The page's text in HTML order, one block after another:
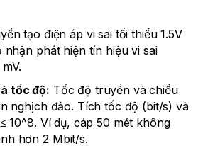
tạo điện áp vi sai tối thiểu 1.5V
phát hiện tín hiệu vi sai
tốc độ: Tốc độ truyền và chiều
nghịch đảo. Tích tốc độ (bit/s) và
10^8. Ví dụ, cáp 50 mét không
hơn 2 Mbit/s.